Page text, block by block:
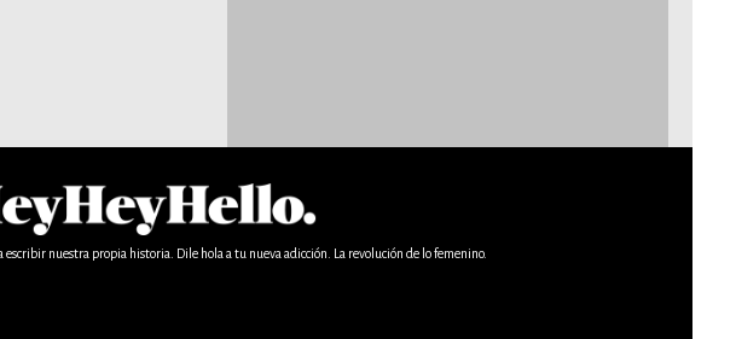
escribir nuestra propia historia. Dile hola a tu nueva adicción. La revolución de lo femenino.